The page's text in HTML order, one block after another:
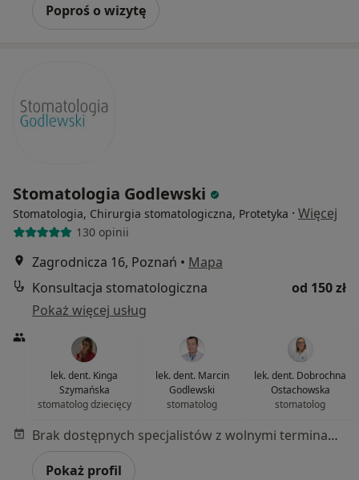
Poproś o wizytę
Stomatologia Godlewski
Stomatologia, Chirurgia stomatologiczna, Protetyka · Więcej
130 opinii
Zagrodnicza 16, Poznań • Mapa
Konsultacja stomatologiczna
od 150 zł
Pokaż więcej usług
lek. dent. Kinga
Szymańska
stomatolog dziecięcy
lek. dent. Marcin
Godlewski
stomatolog
lek. dent. Dobrochna
Ostachowska
stomatolog
Brak dostępnych specjalistów z wolnymi terminami w tym centrum medycznym.
Pokaż profil